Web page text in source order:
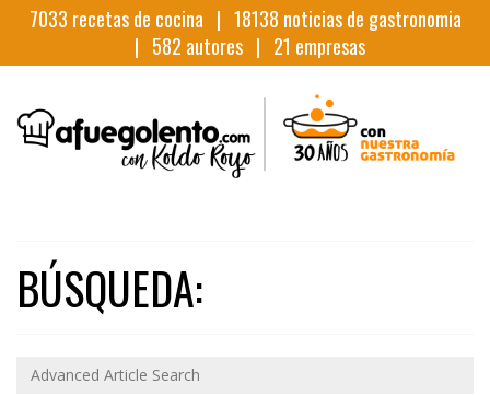
7033 recetas de cocina | 18138 noticias de gastronomia
| 582 autores | 21 empresas
BÚSQUEDA: